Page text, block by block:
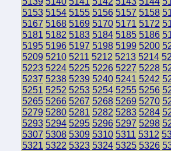
5153 5154 5155 5156 5157 5158
5167 5168 5169 5170 5171 5172
5181 5182 5183 5184 5185 5186
5195 5196 5197 5198 5199 5200
5209 5210 5211 5212 5213 5214
5223 5224 5225 5226 5227 5228
5237 5238 5239 5240 5241 5242
5251 5252 5253 5254 5255 5256
5265 5266 5267 5268 5269 5270
5279 5280 5281 5282 5283 5284
5293 5294 5295 5296 5297 5298
5307 5308 5309 5310 5311 5312
5321 5322 5323 5324 5325 5326